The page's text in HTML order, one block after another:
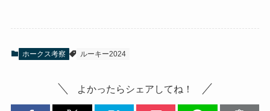
ホークス考察 ルーキー2024
よかったらシェアしてね！